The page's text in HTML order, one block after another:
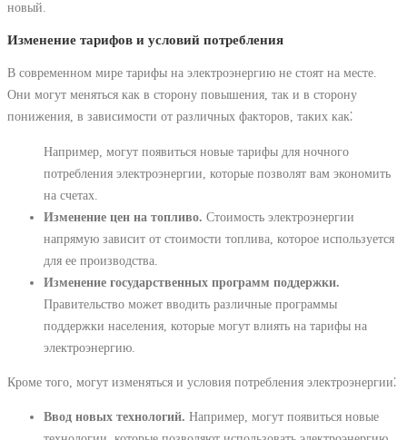
новый.
Изменение тарифов и условий потребления
В современном мире тарифы на электроэнергию не стоят на месте.
Они могут меняться как в сторону повышения, так и в сторону
понижения, в зависимости от различных факторов, таких как⁚
Например, могут появиться новые тарифы для ночного
потребления электроэнергии, которые позволят вам экономить
на счетах.
Изменение цен на топливо. Стоимость электроэнергии
напрямую зависит от стоимости топлива, которое используется
для ее производства.
Изменение государственных программ поддержки.
Правительство может вводить различные программы
поддержки населения, которые могут влиять на тарифы на
электроэнергию.
Кроме того, могут изменяться и условия потребления электроэнергии⁚
Ввод новых технологий. Например, могут появиться новые